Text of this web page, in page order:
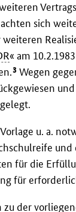
sich
« am
3 Wegen
u. a.
für die
für
zu der